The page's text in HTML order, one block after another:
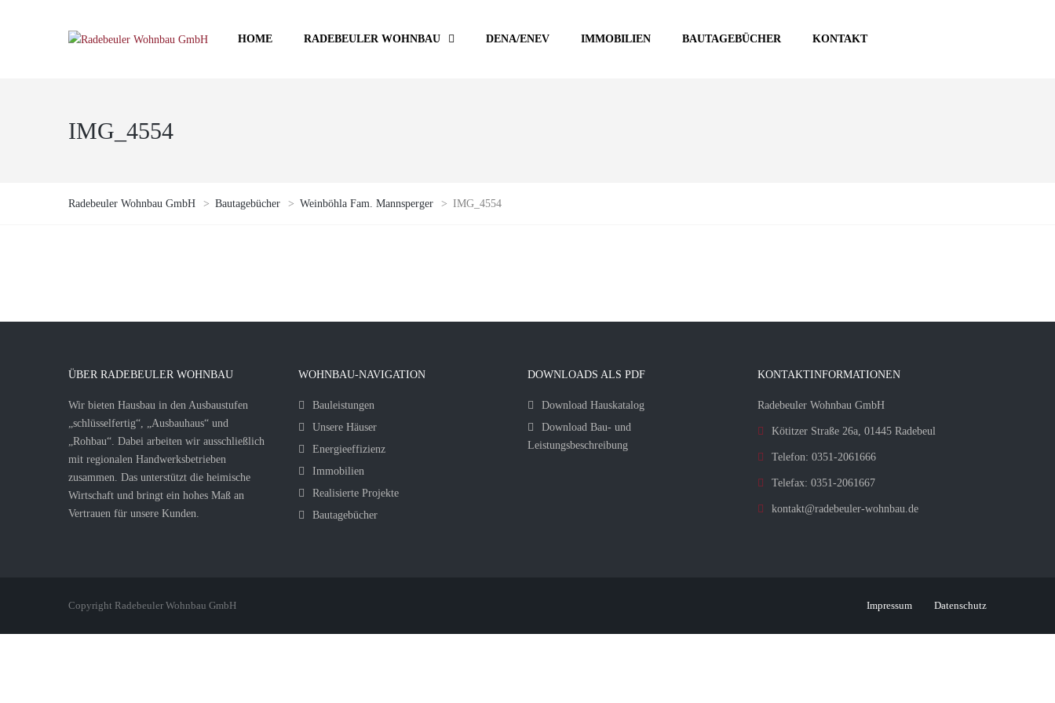
HOME RADEBEULER WOHNBAU DENA/ENEV IMMOBILIEN BAUTAGEBÜCHER KONTAKT
IMG_4554
Radebeuler Wohnbau GmbH > Bautagebücher > Weinböhla Fam. Mannsperger > IMG_4554
ÜBER RADEBEULER WOHNBAU
Wir bieten Hausbau in den Ausbaustufen
„schlüsselfertig“, „Ausbauhaus“ und
„Rohbau“. Dabei arbeiten wir ausschließlich
mit regionalen Handwerksbetrieben
zusammen. Das unterstützt die heimische
Wirtschaft und bringt ein hohes Maß an
Vertrauen für unsere Kunden.
WOHNBAU-NAVIGATION
Bauleistungen
Unsere Häuser
Energieeffizienz
Immobilien
Realisierte Projekte
Bautagebücher
DOWNLOADS ALS PDF
Download Hauskatalog
Download Bau- und
Leistungsbeschreibung
KONTAKTINFORMATIONEN
Radebeuler Wohnbau GmbH
Kötitzer Straße 26a, 01445 Radebeul
Telefon: 0351-2061666
Telefax: 0351-2061667
kontakt@radebeuler-wohnbau.de
Copyright Radebeuler Wohnbau GmbH Impressum Datenschutz